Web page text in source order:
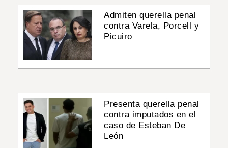
Admiten querella penal
contra Varela, Porcell y
Picuiro
Presenta querella penal
contra imputados en el
caso de Esteban De
León